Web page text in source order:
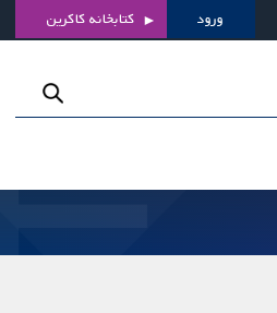
ورود کتابخانه کاکرین